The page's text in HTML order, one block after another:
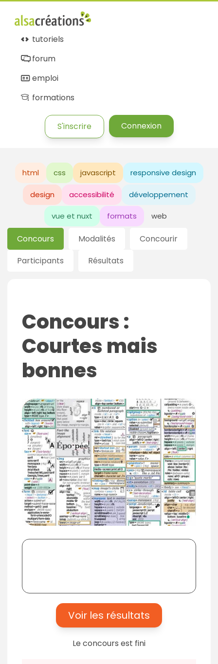
tutoriels
forum
emploi
formations
S'inscrire Connexion
html css javascript responsive design
design accessibilité développement
vue et nuxt formats web
Concours Modalités
Concourir
Participants
Résultats
Concours :
Courtes mais
bonnes
Voir les résultats
Le concours est fini